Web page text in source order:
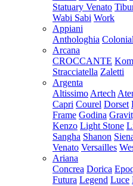
Statuary Venato
Wabi Sabi Work
Appiani
Anthologhia
Arcana
CROCCANTE
Stracciatella Zaletti
Argenta
Altissimo Artech
Capri Courel Dorset
Frame Godina
Kenzo Light Stone
Sangha Shanon
Venato Versailles
Ariana
Concrea Dorica
Futura Legend Luce